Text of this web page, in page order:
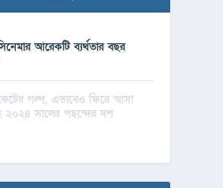
আরেকটি ব্যর্থতার বছর
গল্প, এভাবেও ফিরে আসা
২০২৪ সালের পছন্দের দশ